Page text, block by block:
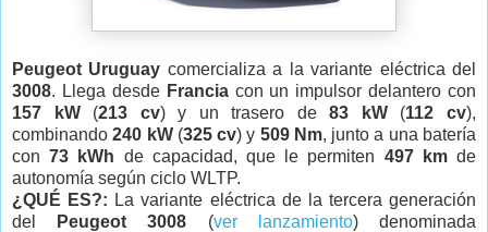
Peugeot Uruguay comercializa a la variante eléctrica del
3008. Llega desde Franciacon un impulsor delantero con
157 kW(213 cv) y un trasero de83 kW(112 cv),
combinando 240 kW(325 cv) y 509 Nm, junto a una batería
con73 kWh de capacidad, que le permiten 497 kmde
autonomía según ciclo WLTP.
¿QUÉ ES?: La variante eléctrica de la tercera generación
del
Peugeot 3008 (ver lanzamiento) denominada